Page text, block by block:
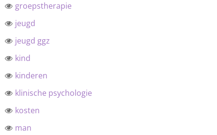
groepstherapie
jeugd
jeugd ggz
kind
kinderen
klinische psychologie
kosten
man